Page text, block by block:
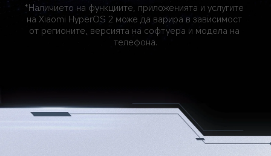
*Наличието на функциите, приложенията и услугите
на Xiaomi HyperOS 2 може да варира в зависимост
от регионите, версията на софтуера и модела на
телефона.